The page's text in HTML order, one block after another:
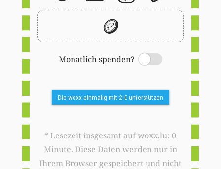
🪙
Monatlich spenden?
Switch
Die woxx einmalig mit 2 € unterstützen
* Lesezeit insgesamt auf woxx.lu: 0
Minute. Diese Daten werden nur in
Ihrem Browser gespeichert und nicht